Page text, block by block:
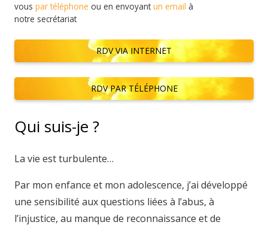
vous par téléphone ou en envoyantun email à
notre secrétariat
RDV VIA INTERNET
RDV PAR TÉLÉPHONE
Qui suis-je ?
La vie est turbulente…
Par mon enfance et mon adolescence, j’ai développé
une sensibilité aux questions liées à l’abus, à
l’injustice, au manque de reconnaissance et de